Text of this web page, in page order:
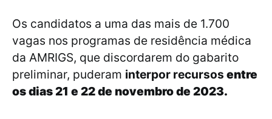
Os candidatos a uma das mais de 1.700
vagas nos programas de residência médica
da AMRIGS, que discordarem do gabarito
preliminar, puderam interpor recursos entre
os dias 21 e 22 de novembro de 2023.